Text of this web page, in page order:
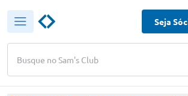
Busque no Sam's Club
Seja